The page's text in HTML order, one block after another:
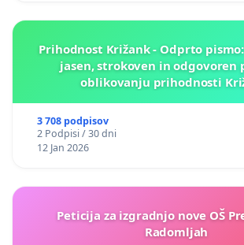
Prihodnost Križank - Odprto
jasen, strokoven in odgovoren
oblikovanju prihodnosti
3 708 podpisov
2 Podpisi / 30 dni
12 Jan 2026
Peticija za izgradnjo nove OŠ
Radomljah